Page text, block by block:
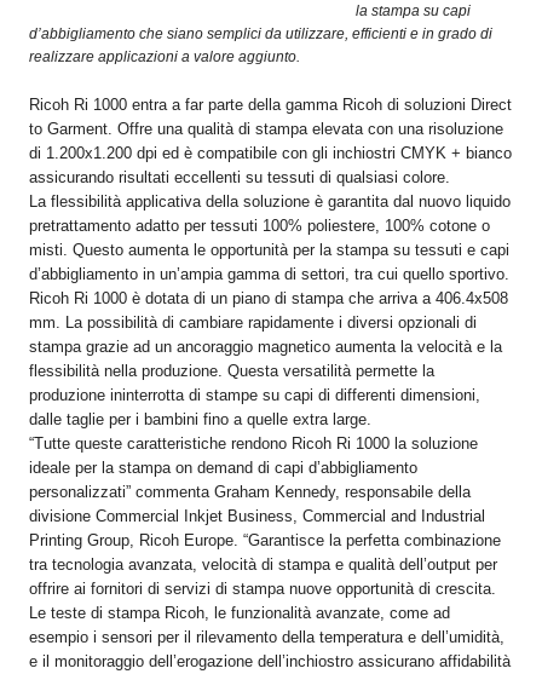
la stampa su capi
d’abbigliamento che siano semplici da utilizzare, efficienti e in grado di
realizzare applicazioni a valore aggiunto.
Ricoh Ri 1000 entra a far parte della gamma Ricoh di soluzioni Direct
to Garment. Offre una qualità di stampa elevata con una risoluzione
di 1.200x1.200 dpi ed è compatibile con gli inchiostri CMYK + bianco
assicurando risultati eccellenti su tessuti di qualsiasi colore.
La flessibilità applicativa della soluzione è garantita dal nuovo liquido
pretrattamento adatto per tessuti 100% poliestere, 100% cotone o
misti. Questo aumenta le opportunità per la stampa su tessuti e capi
d’abbigliamento in un’ampia gamma di settori, tra cui quello sportivo.
Ricoh Ri 1000 è dotata di un piano di stampa che arriva a 406.4x508
mm. La possibilità di cambiare rapidamente i diversi opzionali di
stampa grazie ad un ancoraggio magnetico aumenta la velocità e la
flessibilità nella produzione. Questa versatilità permette la
produzione ininterrotta di stampe su capi di differenti dimensioni,
dalle taglie per i bambini fino a quelle extra large.
“Tutte queste caratteristiche rendono Ricoh Ri 1000 la soluzione
ideale per la stampa on demand di capi d’abbigliamento
personalizzati” commenta Graham Kennedy, responsabile della
divisione Commercial Inkjet Business, Commercial and Industrial
Printing Group, Ricoh Europe. “Garantisce la perfetta combinazione
tra tecnologia avanzata, velocità di stampa e qualità dell’output per
offrire ai fornitori di servizi di stampa nuove opportunità di crescita.
Le teste di stampa Ricoh, le funzionalità avanzate, come ad
esempio i sensori per il rilevamento della temperatura e dell’umidità,
e il monitoraggio dell’erogazione dell’inchiostro assicurano affidabilità